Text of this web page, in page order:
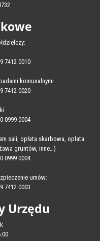
7412 0010
komunalnymi
7412 0020
0999 0004
sali, opłata skarbowa, opłata
gruntów, inne…)
0999 0004
umów:
7412 0003
Urzędu